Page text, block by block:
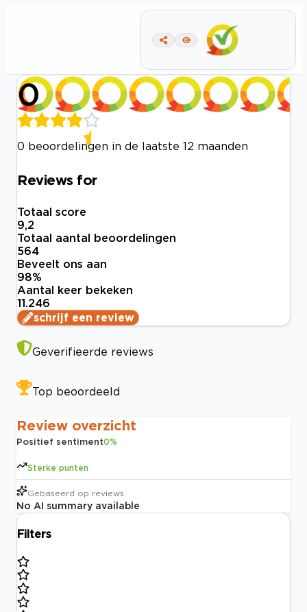
0
0 beoordelingen in de laatste 12 maanden
Reviews for
Totaal score
9,2
Totaal aantal beoordelingen
564
Beveelt ons aan
98%
Aantal keer bekeken
11.246
schrijf een review
Geverifieerde reviews
Top beoordeeld
Review overzicht
Positief sentiment0%
Sterke punten
Gebaseerd op reviews
No AI summary available
Filters